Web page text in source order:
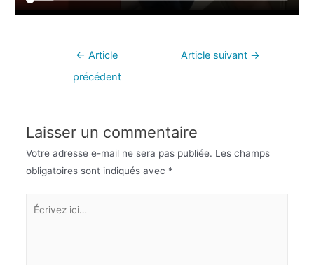
← Article
précédent
Article suivant →
Laisser un commentaire
Votre adresse e-mail ne sera pas publiée. Les champs
obligatoires sont indiqués avec *